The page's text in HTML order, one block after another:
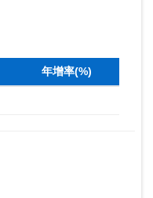
年增率(%)